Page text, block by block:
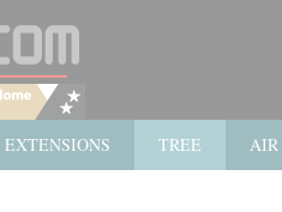
EXTENSIONS TREE AIR